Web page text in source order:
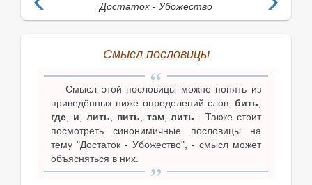
Достаток - Убожество
Смысл пословицы
Смысл этой пословицы можно понять из
приведённых ниже определений слов: бить,
где, и, лить, пить, там,лить . Также стоит
посмотреть синонимичные пословицы на
тему "Достаток - Убожество", - смысл может
объясняться в них.